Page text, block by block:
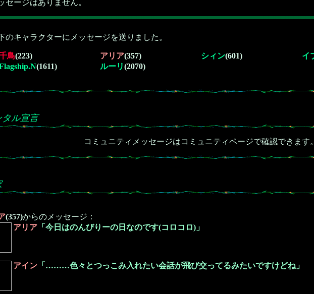
セージはありません。
のキャラクターにメッセージを送りました。
鳥(223) アリア(357) シィン(601)
イ
(1611) ルーリ(2070)
タル宣言
コミュニティメッセージはコミュニティページで確認できます
(357)からのメッセージ：
アリア 「今日はのんびりーの日なのです(コロコロ)」
アイン 「………色々とつっこみ入れたい会話が飛び交ってるみたいですけどね」